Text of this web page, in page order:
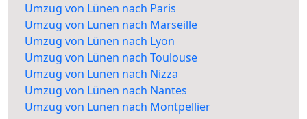
Umzug von Lünen nach Paris
Umzug von Lünen nach Marseille
Umzug von Lünen nach Lyon
Umzug von Lünen nach Toulouse
Umzug von Lünen nach Nizza
Umzug von Lünen nach Nantes
Umzug von Lünen nach Montpellier